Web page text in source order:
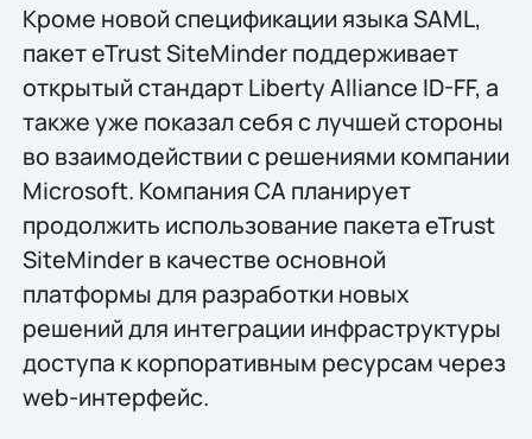
Кроме новой спецификации языка SAML,
пакет eTrust SiteMinder поддерживает
открытый стандарт Liberty Alliance ID-FF, а
также уже показал себя с лучшей стороны
во взаимодействии с решениями компании
Microsoft. Компания CA планирует
продолжить использование пакета eTrust
SiteMinder в качестве основной
платформы для разработки новых
решений для интеграции инфраструктуры
доступа к корпоративным ресурсам через
web-интерфейс.